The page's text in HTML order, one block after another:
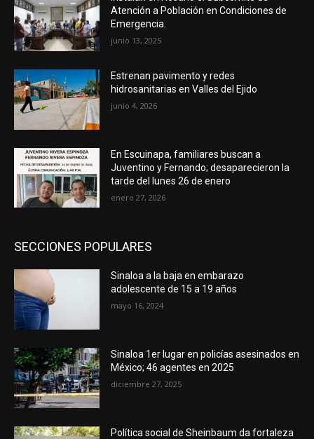
Atención a Población en Condiciones de
Emergencia.
junio 13, 2025
Estrenan pavimento y redes
hidrosanitarias en Valles del Ejido
junio 4, 2026
En Escuinapa, familiares buscan a
Juventino y Fernando; desaparecieron la
tarde del lunes 26 de enero
enero 27, 2026
SECCIONES POPULARES
Sinaloa a la baja en embarazo
adolescente de 15 a 19 años
mayo 16, 2024
Sinaloa 1er lugar en policías asesinados en
México; 46 agentes en 2025
diciembre 27, 2025
Política social de Sheinbaum da fortaleza